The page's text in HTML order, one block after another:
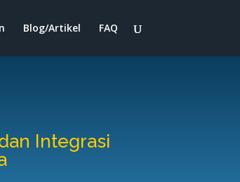
Blog/Artikel FAQ
Integrasi